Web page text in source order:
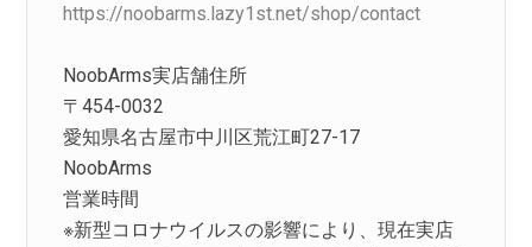
https://noobarms.lazy1st.net/shop/contact
NoobArms実店舗住所
〒454-0032
愛知県名古屋市中川区荒江町27-17
NoobArms
営業時間
※新型コロナウイルスの影響により、現在実店